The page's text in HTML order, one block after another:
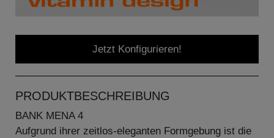
Jetzt Konfigurieren!
PRODUKTBESCHREIBUNG
BANK MENA 4
Aufgrund ihrer zeitlos-eleganten Formgebung ist die